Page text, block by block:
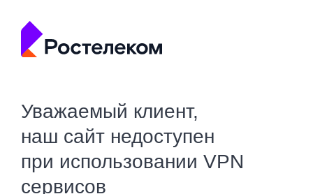
Уважаемый клиент,
наш сайт недоступен
при использовании VPN
сервисов